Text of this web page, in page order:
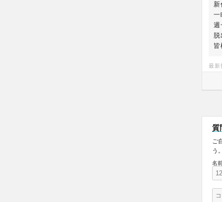
一
週
最
質
ご
う
名